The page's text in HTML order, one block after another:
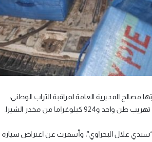
المديرية العامة لمراقبة التراب الوطني،
“سيدي علال البحراوي”، وأسفرت عن اعتراض سيارة